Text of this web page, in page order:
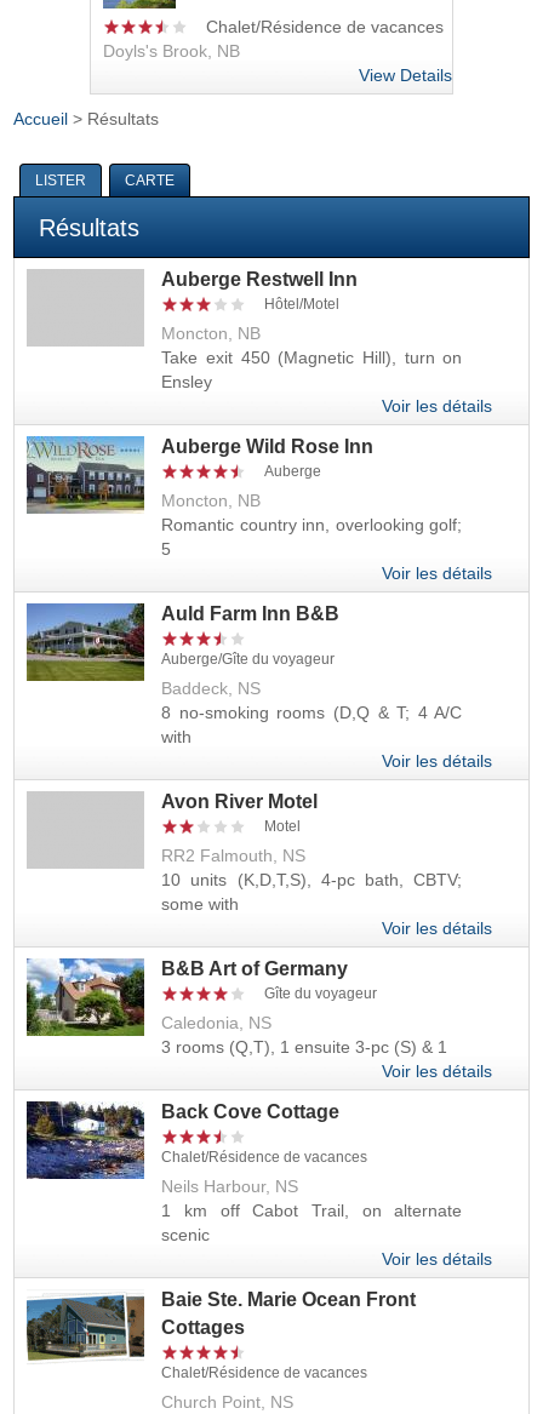
Chalet/Résidence de vacances
Doyls's Brook, NB
View Details
Vous êtes ici
Accueil > Résultats
LISTER CARTE
Résultats
Auberge Restwell Inn
Hôtel/Motel
Moncton, NB
Take exit 450 (Magnetic Hill), turn on
Ensley
Voir les détails
Auberge Wild Rose Inn
Auberge
Moncton, NB
Romantic country inn, overlooking golf;
5
Voir les détails
Auld Farm Inn B&B
Auberge/Gîte du voyageur
Baddeck, NS
8 no-smoking rooms (D,Q & T; 4 A/C
with
Voir les détails
Avon River Motel
Motel
RR2 Falmouth, NS
10 units (K,D,T,S), 4-pc bath, CBTV;
some with
Voir les détails
B&B Art of Germany
Gîte du voyageur
Caledonia, NS
3 rooms (Q,T), 1 ensuite 3-pc (S) & 1
Voir les détails
Back Cove Cottage
Chalet/Résidence de vacances
Neils Harbour, NS
1 km off Cabot Trail, on alternate
scenic
Voir les détails
Baie Ste. Marie Ocean Front
Cottages
Chalet/Résidence de vacances
Church Point, NS